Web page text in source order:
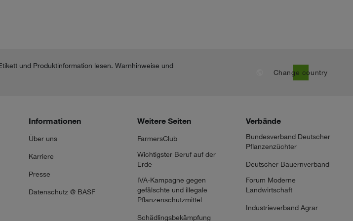
und Produktinformation lesen. Warnhinweise und
Change country
Informationen
Über uns
Karriere
Presse
Datenschutz @ BASF
Weitere Seiten
FarmersClub
Wichtigster Beruf auf der
Erde
IVA-Kampagne gegen
gefälschte und illegale
Pflanzenschutzmittel
Schädlingsbekämpfung
Verbände
Bundesverband Deutscher
Pflanzenzüchter
Deutscher Bauernverband
Forum Moderne
Landwirtschaft
Industrieverband Agrar